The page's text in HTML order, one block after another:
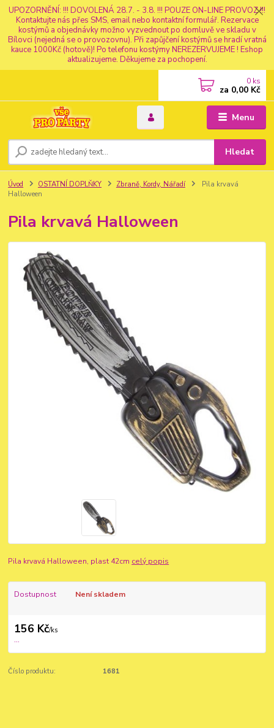
UPOZORNĚNÍ: !!! DOVOLENÁ 28.7. - 3.8. !!! POUZE ON-LINE PROVOZ !!!
Kontaktujte nás přes SMS, email nebo kontaktní formulář. Rezervace
kostýmů a objednávky možno vyzvednout po domluvě ve skladu v
Bílovci (nejedná se o provozovnu). Při zapůjčení kostýmů se hradí vratná
kauce 1000Kč (hotově)! Po telefonu kostýmy NEREZERVUJEME ! Eshop
aktualizujeme. Děkujeme za pochopení.
Menu
Hledat
0 ks
za 0,00 Kč
Úvod OSTATNÍ DOPLŇKY Zbraně, Kordy, Nářadí
Pila krvavá
Halloween
Pila krvavá Halloween
Pila krvavá Halloween, plast 42cm celý popis
Dostupnost Není skladem
156 Kč/ks
...
Číslo produktu: 1681